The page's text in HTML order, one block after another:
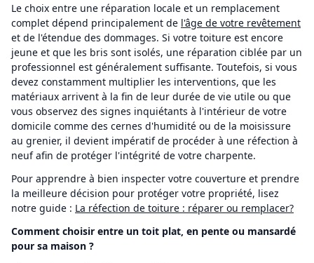
Le choix entre une réparation locale et un remplacement
complet dépend principalement de l'âge de votre revêtement
et de l'étendue des dommages. Si votre toiture est encore
jeune et que les bris sont isolés, une réparation ciblée par un
professionnel est généralement suffisante. Toutefois, si vous
devez constamment multiplier les interventions, que les
matériaux arrivent à la fin de leur durée de vie utile ou que
vous observez des signes inquiétants à l'intérieur de votre
domicile comme des cernes d'humidité ou de la moisissure
au grenier, il devient impératif de procéder à une réfection à
neuf afin de protéger l'intégrité de votre charpente.
Pour apprendre à bien inspecter votre couverture et prendre
la meilleure décision pour protéger votre propriété, lisez
notre guide : La réfection de toiture : réparer ou remplacer?
Comment choisir entre un toit plat, en pente ou mansardé
pour sa maison ?